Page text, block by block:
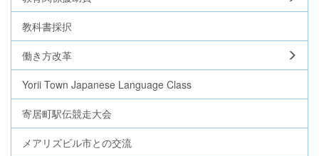
教科書採択
働き方改革
Yorii Town Japanese Language Class
寄居町駅伝競走大会
メアリズビル市との交流